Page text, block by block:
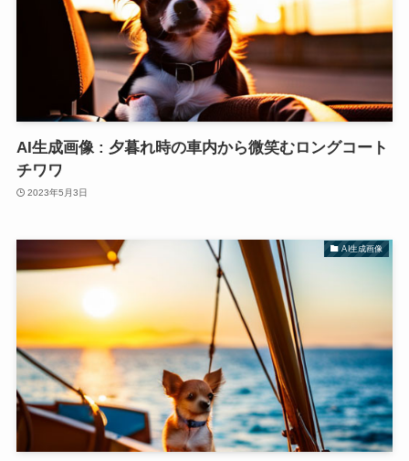
AI生成画像 : 夕暮れ時の車内から微笑むロングコート
チワワ
2023年5月3日
AI生成画像